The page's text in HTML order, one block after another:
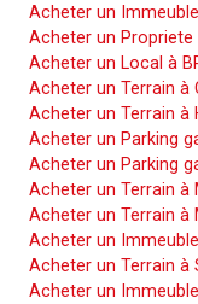
Acheter un
Acheter un Propriete
Acheter un Local à
Acheter un Terrain à
Acheter un Terrain à
Acheter un Parking
Acheter un Parking
Acheter un Terrain à
Acheter un Terrain à
Acheter un Immeuble
Acheter un Terrain à
Acheter un